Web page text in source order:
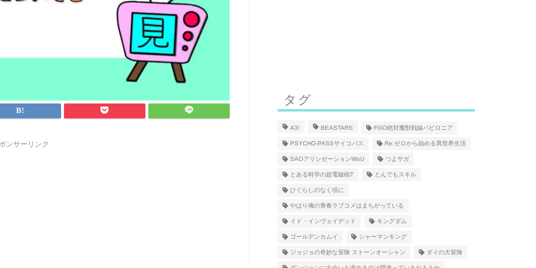
ンサーリンク
タグ
A3! BEASTARS FGO絶対魔獣戦線バビロニア
PSYCHO-PASSサイコパス Re:ゼロから始める異世界生活
SAOアリシゼーションWoU つよサガ
とある科学の超電磁砲T とんでもスキル
ひぐらしのなく頃に
やはり俺の青春ラブコメはまちがっている
イド・インヴェイデッド キングダム
ゴールデンカムイ シャーマンキング
ジョジョの奇妙な冒険 ストーンオーシャン ダイの大冒険